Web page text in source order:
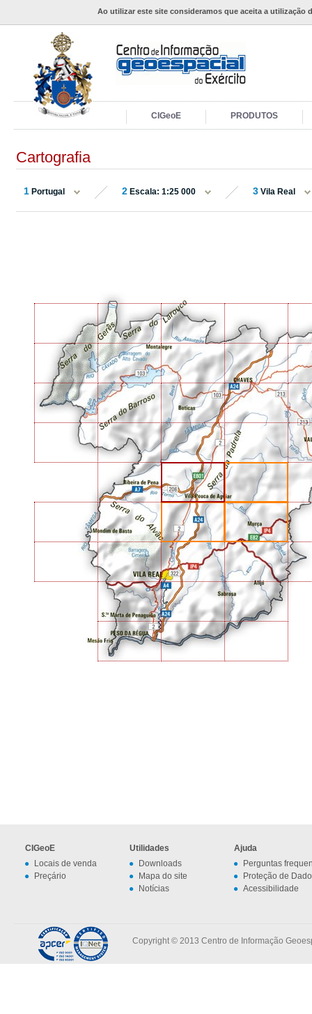
Ao utilizar este site consideramos que aceita a utilização
CIGeoE PRODUTOS
Cartografia
1 Portugal 2 Escala: 1:25 000 3 Vila Real
CIGeoE
Locais de venda
Preçário
Utilidades
Downloads
Mapa do site
Notícias
Ajuda
Perguntas
Proteção de
Acessibilidade
Copyright © 2013 Centro de Informação